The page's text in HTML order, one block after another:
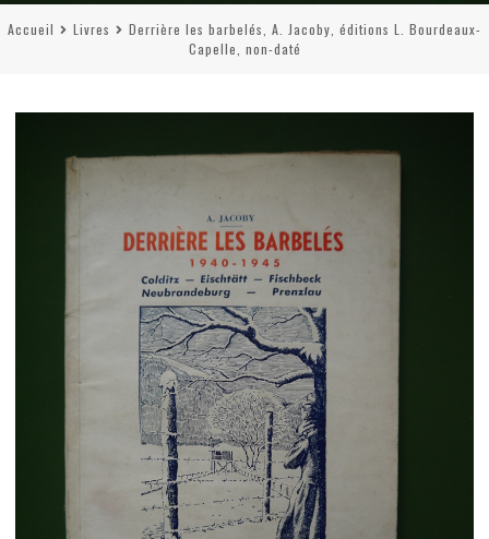
Accueil Livres
Derrière les barbelés, A. Jacoby, éditions L. Bourdeaux-
Capelle, non-daté